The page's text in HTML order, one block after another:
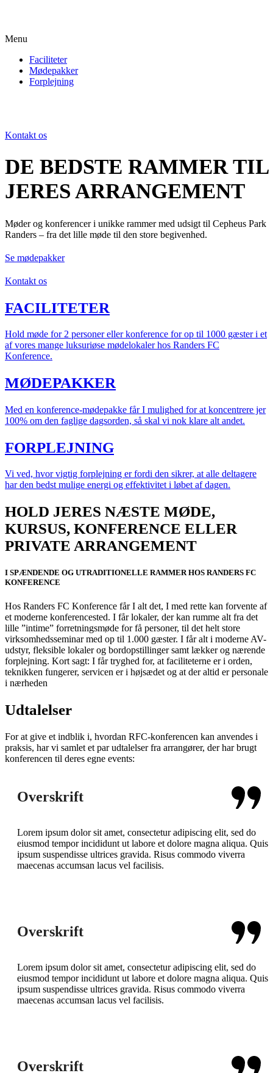
Menu
Faciliteter
Mødepakker
Forplejning
Kontakt os
DE BEDSTE RAMMER TIL
JERES ARRANGEMENT
Møder og konferencer i unikke rammer med udsigt til Cepheus Park
Randers – fra det lille møde til den store begivenhed.
Se mødepakker
Kontakt os
FACILITETER
Hold møde for 2 personer eller konference for op til 1000 gæster i et
af vores mange luksuriøse mødelokaler hos Randers FC
Konference.
MØDEPAKKER
Med en konference-mødepakke får I mulighed for at koncentrere jer
100% om den faglige dagsorden, så skal vi nok klare alt andet.
FORPLEJNING
Vi ved, hvor vigtig forplejning er fordi den sikrer, at alle deltagere
har den bedst mulige energi og effektivitet i løbet af dagen.
HOLD JERES NÆSTE MØDE,
KURSUS, KONFERENCE ELLER
PRIVATE ARRANGEMENT
I SPÆNDENDE OG UTRADITIONELLE RAMMER HOS RANDERS FC
KONFERENCE
Hos Randers FC Konference får I alt det, I med rette kan forvente af
et moderne konferencested. I får lokaler, der kan rumme alt fra det
lille ”intime” forretningsmøde for få personer, til det helt store
virksomhedsseminar med op til 1.000 gæster. I får alt i moderne AV-
udstyr, fleksible lokaler og bordopstillinger samt lækker og nærende
forplejning. Kort sagt: I får tryghed for, at faciliteterne er i orden,
teknikken fungerer, servicen er i højsædet og at der altid er personale
i nærheden
Udtalelser
For at give et indblik i, hvordan RFC-konferencen kan anvendes i
praksis, har vi samlet et par udtalelser fra arrangører, der har brugt
konferencen til deres egne events:
Overskrift
Lorem ipsum dolor sit amet, consectetur adipiscing elit, sed do
eiusmod tempor incididunt ut labore et dolore magna aliqua. Quis
ipsum suspendisse ultrices gravida. Risus commodo viverra
maecenas accumsan lacus vel facilisis.
Overskrift
Lorem ipsum dolor sit amet, consectetur adipiscing elit, sed do
eiusmod tempor incididunt ut labore et dolore magna aliqua. Quis
ipsum suspendisse ultrices gravida. Risus commodo viverra
maecenas accumsan lacus vel facilisis.
Overskrift